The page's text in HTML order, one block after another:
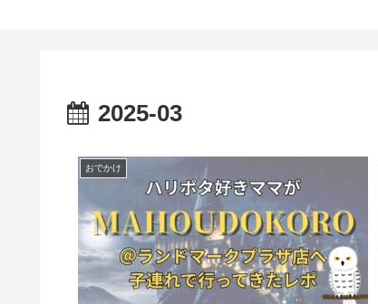
2025-03
おでかけ